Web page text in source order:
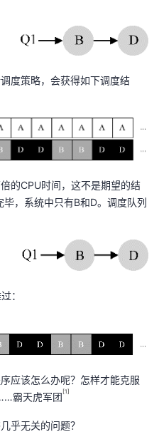
度策略，会获得如下调度结
的CPU时间，这不是期望的结
，系统中只有B和D。调度队列
：
应该怎么办呢？怎样才能克服
霸天虎军团 [1]
乎无关的问题？